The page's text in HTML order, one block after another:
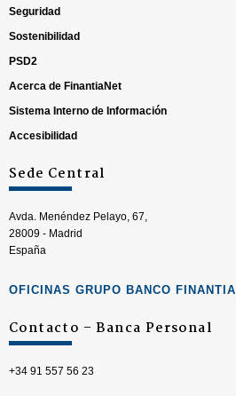
Seguridad
Sostenibilidad
PSD2
Acerca de FinantiaNet
Sistema Interno de Información
Accesibilidad
Sede Central
Avda. Menéndez Pelayo, 67,
28009 - Madrid
España
OFICINAS GRUPO BANCO FINANTIA
Contacto – Banca Personal
+34 91 557 56 23